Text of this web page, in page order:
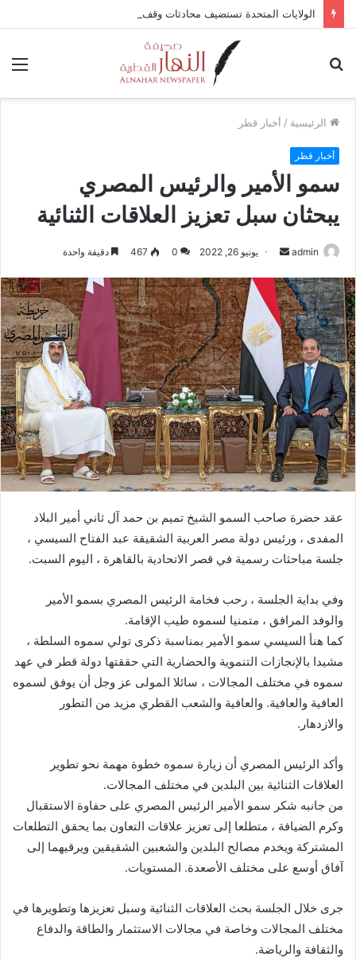
الرئيسية / أخبار قطر
أخبار قطر
سمو الأمير والرئيس المصري
يبحثان سبل تعزيز العلاقات الثنائية
admin
س
ل
ب
ا
إ
ل
ك
ت
و
ن
ي
يونيو 26, 2022 0
467 دقيقة واحدة
عقد حضرة صاحب السمو الشيخ تميم بن حمد آل ثاني أمير البلاد
المفدى ، ورئيس دولة مصر العربية الشقيقة عبد الفتاح السيسي ،
جلسة مباحثات رسمية في قصر الاتحادية بالقاهرة ، اليوم السبت.
وفي بداية الجلسة ، رحب فخامة الرئيس المصري بسمو الأمير
والوفد المرافق ، متمنيا لسموه طيب الإقامة.
كما هنأ السيسي سمو الأمير بمناسبة ذكرى تولي سموه السلطة ،
مشيدا بالإنجازات التنموية والحضارية التي حققتها دولة قطر في عهد
سموه في مختلف المجالات ، سائلا المولى عز وجل أن يوفق لسموه
العافية والعافية. والعافية والشعب القطري مزيد من التطور
والازدهار.
وأكد الرئيس المصري أن زيارة سموه خطوة مهمة نحو تطوير
العلاقات الثنائية بين البلدين في مختلف المجالات.
من جانبه شكر سمو الأمير الرئيس المصري على حفاوة الاستقبال
وكرم الضيافة ، متطلعا إلى تعزيز علاقات التعاون بما يحقق التطلعات
المشتركة ويخدم مصالح البلدين والشعبين الشقيقين ويرقيهما إلى
آفاق أوسع على مختلف الأصعدة. المستويات.
جرى خلال الجلسة بحث العلاقات الثنائية وسبل تعزيزها وتطويرها في
مختلف المجالات وخاصة في مجالات الاستثمار والطاقة والدفاع
والثقافة والرياضة.